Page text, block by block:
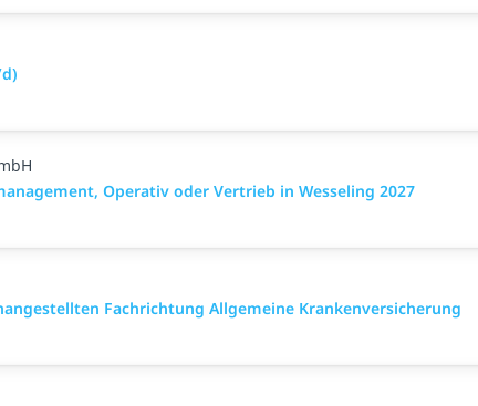
Operativ oder Vertrieb in Wesseling 2027
Fach­richtung All­gemeine Kranken­versicher­ung